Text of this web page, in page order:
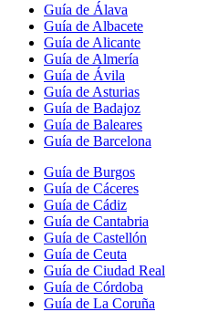
Guía de Álava
Guía de Albacete
Guía de Alicante
Guía de Almería
Guía de Ávila
Guía de Asturias
Guía de Badajoz
Guía de Baleares
Guía de Barcelona
Guía de Burgos
Guía de Cáceres
Guía de Cádiz
Guía de Cantabria
Guía de Castellón
Guía de Ceuta
Guía de Ciudad Real
Guía de Córdoba
Guía de La Coruña